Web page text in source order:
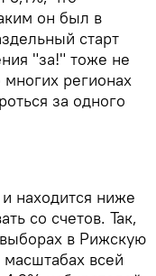
он был в
старт
"за!" тоже не
регионах
за одного
находится ниже
со счетов. Так,
в Рижскую
всей